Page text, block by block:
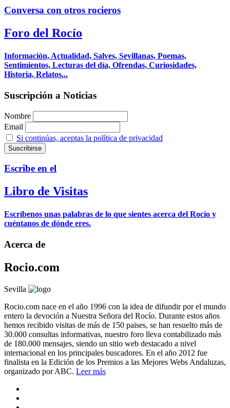
Conversa con otros rocieros
Foro del Rocío
Información, Actualidad, Salves, Sevillanas, Poemas,
Sentimientos, Lecturas del día, Ofrendas, Curiosidades,
Historia, Relatos...
Suscripción a Noticias
Nombre
Email
Si continúas, aceptas la política de privacidad
Escribe en el
Libro de Visitas
Escríbenos unas palabras de lo que sientes acerca del Rocío y
cuéntanos de dónde eres.
Acerca de
Rocio.com
Sevilla
Rocio.com nace en el año 1996 con la idea de difundir por el mundo
entero la devoción a Nuestra Señora del Rocío. Durante estos años
hemos recibido visitas de más de 150 paises, se han resuelto más de
30.000 consultas informativas, nuestro foro lleva contabilizado más
de 180.000 mensajes, siendo un sitio web destacado a nivel
internacional en los principales buscadores. En el año 2012 fue
finalista en la Edición de los Premios a las Mejores Webs Andaluzas,
organizado por ABC. Leer más